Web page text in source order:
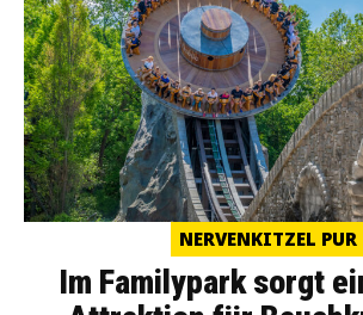
NERVENKITZEL PUR
Im Familypark sorgt